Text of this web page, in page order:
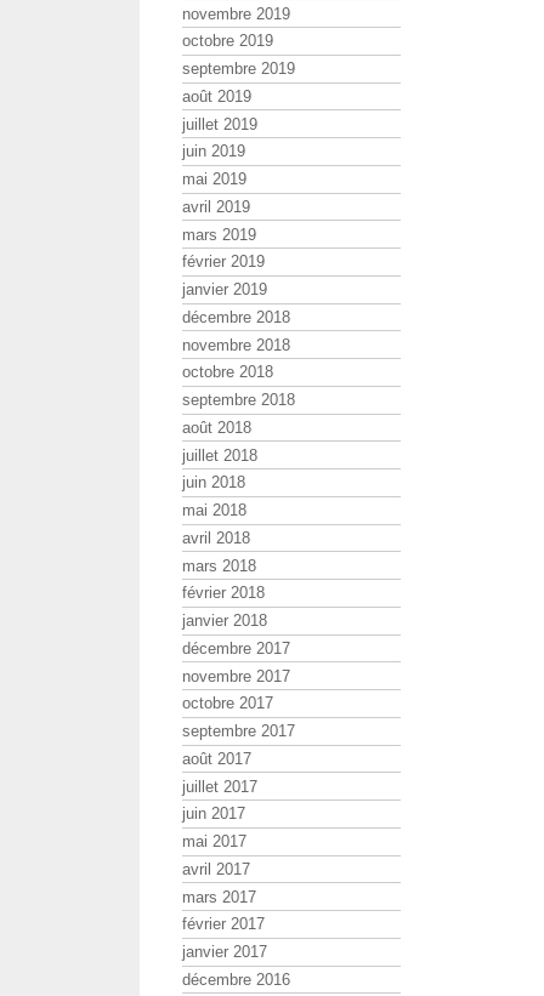
novembre 2019
octobre 2019
septembre 2019
août 2019
juillet 2019
juin 2019
mai 2019
avril 2019
mars 2019
février 2019
janvier 2019
décembre 2018
novembre 2018
octobre 2018
septembre 2018
août 2018
juillet 2018
juin 2018
mai 2018
avril 2018
mars 2018
février 2018
janvier 2018
décembre 2017
novembre 2017
octobre 2017
septembre 2017
août 2017
juillet 2017
juin 2017
mai 2017
avril 2017
mars 2017
février 2017
janvier 2017
décembre 2016